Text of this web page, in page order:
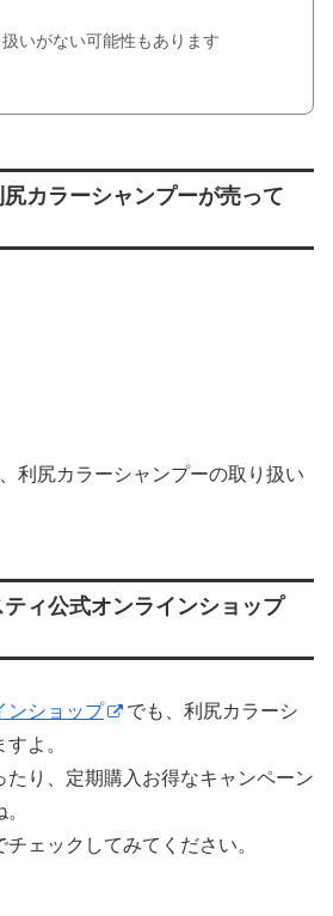
いがない可能性もあります
カラーシャンプーが売って
利尻カラーシャンプーの取り扱い
ィ公式オンラインショップ
ンショップ
でも、利尻カラーシ
よ。
たり、定期購入お得なキャンペーン
ェックしてみてください。